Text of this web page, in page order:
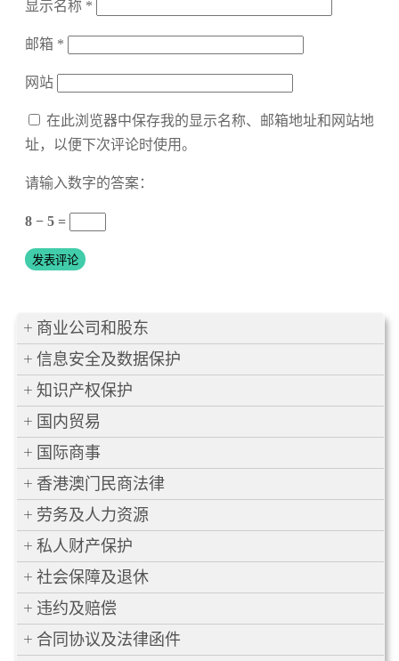
显示名称 *
邮箱 *
网站
在此浏览器中保存我的显示名称、邮箱地址和网站地
址，以便下次评论时使用。
请输入数字的答案：
8 − 5 =
商业公司和股东
信息安全及数据保护
知识产权保护
国内贸易
国际商事
香港澳门民商法律
劳务及人力资源
私人财产保护
社会保障及退休
违约及赔偿
合同协议及法律函件